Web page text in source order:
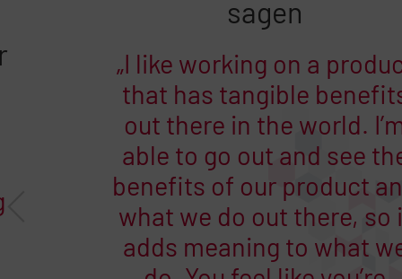
Was unsere Mitarbeiter
sagen
Every day is different.
There’s a lot of energy in
the office and I love being
here. It’s fun to come to
work!